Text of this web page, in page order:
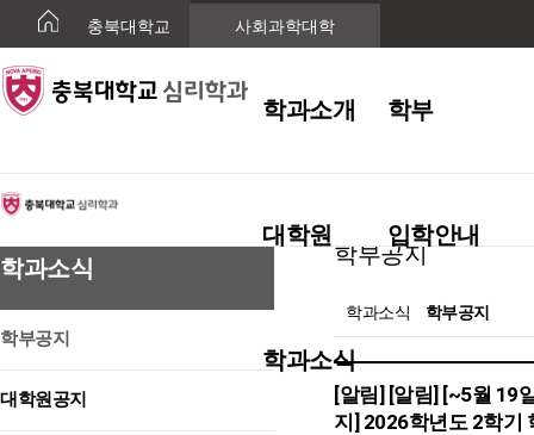
충북대학교 사회과학대학
학과소개 학부
대학원 입학안내
학과소식
학과소식
학부공지
대학원공지
학부공지
학과소식 학부공지
[알림] [알림] [~5월 19
지] 2026학년도 2학기